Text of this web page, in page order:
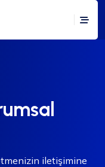
iletişimine